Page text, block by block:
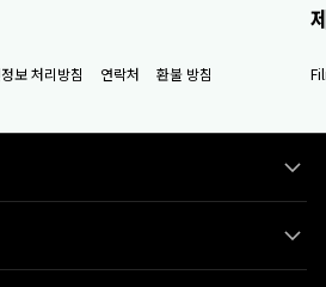
보 처리방침 연락처 환불 방침